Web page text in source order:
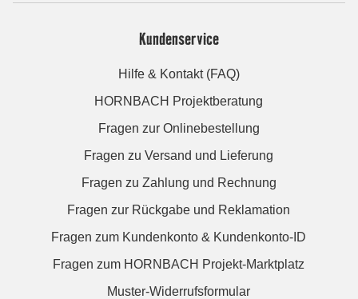
Kundenservice
Hilfe & Kontakt (FAQ)
HORNBACH Projektberatung
Fragen zur Onlinebestellung
Fragen zu Versand und Lieferung
Fragen zu Zahlung und Rechnung
Fragen zur Rückgabe und Reklamation
Fragen zum Kundenkonto & Kundenkonto-ID
Fragen zum HORNBACH Projekt-Marktplatz
Muster-Widerrufsformular